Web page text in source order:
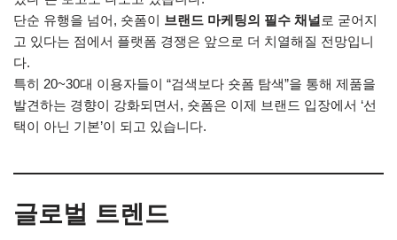
단순 유행을 넘어, 숏폼이 브랜드 마케팅의 필수 채널 로 굳어지
고 있다는 점에서 플랫폼 경쟁은 앞으로 더 치열해질 전망입니
다.
특히 20~30대 이용자들이 “검색보다 숏폼 탐색”을 통해 제품을
발견하는 경향이 강화되면서, 숏폼은 이제 브랜드 입장에서 ‘선
택이 아닌 기본’이 되고 있습니다.
글로벌 트렌드